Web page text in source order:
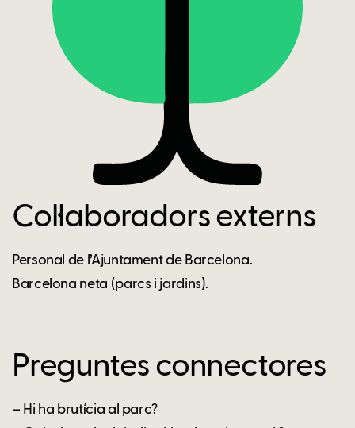
Col·laboradors externs
Personal de l’Ajuntament de Barcelona.
Barcelona neta (parcs i jardins).
Preguntes connectores
– Hi ha brutícia al parc?